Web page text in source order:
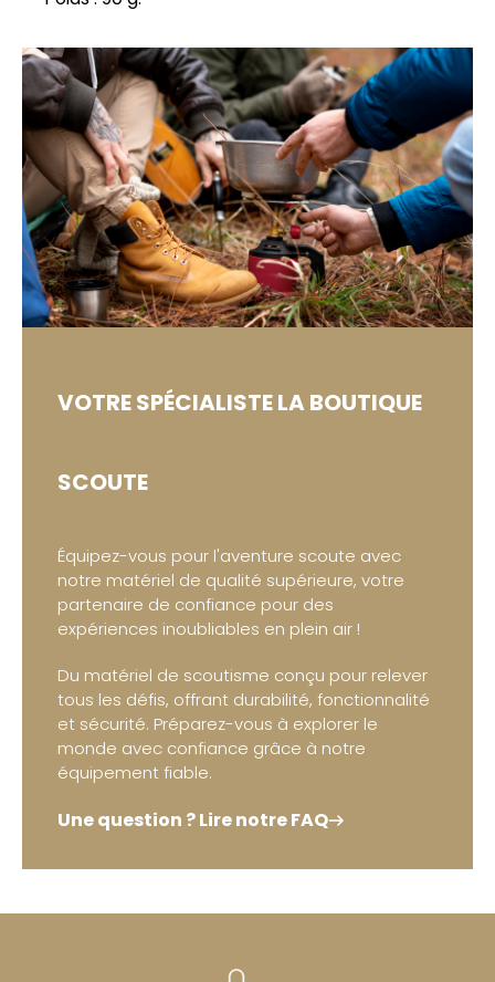
VOTRE SPÉCIALISTELA BOUTIQUE
SCOUTE
Équipez-vous pour l'aventure scoute avec
notre matériel de qualité supérieure, votre
partenaire de confiance pour des
expériences inoubliables en plein air !
Du matériel de scoutisme conçu pour relever
tous les défis, offrant durabilité, fonctionnalité
et sécurité. Préparez-vous à explorer le
monde avec confiance grâce à notre
équipement fiable.
Une question ? Lire notre FAQ